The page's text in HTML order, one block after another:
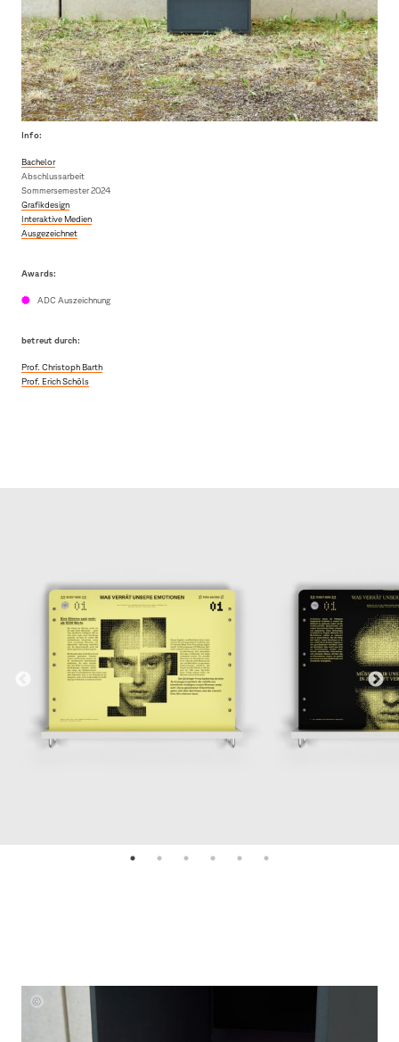
Info:
Bachelor
Abschlussarbeit
Sommersemester 2024
Grafikdesign
Interaktive Medien
Ausgezeichnet
Awards:
ADC Auszeichnung
betreut durch:
Prof. Christoph Barth
Prof. Erich Schöls